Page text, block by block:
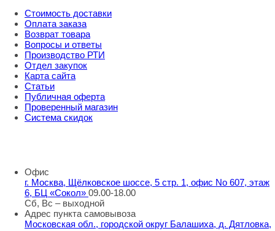
Стоимость доставки
Оплата заказа
Возврат товара
Вопросы и ответы
Производство РТИ
Отдел закупок
Карта сайта
Статьи
Публичная оферта
Проверенный магазин
Система скидок
Офис
г. Москва, Щёлковское шоссе, 5 стр. 1, офис No 607, этаж
6, БЦ «Сокол» 09.00-18.00
Сб, Вс – выходной
Адрес пункта самовывоза
Московская обл., городской округ Балашиха, д. Дятловка,